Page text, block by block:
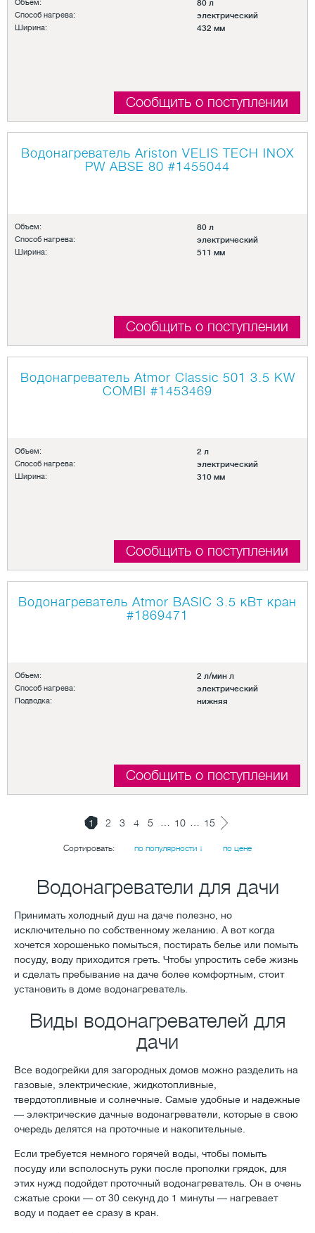
Объем: 80 л
Способ нагрева: электрический
Ширина: 432 мм
Сообщить о поступлении
Водонагреватель Ariston VELIS TECH INOX
PW ABSE 80 #1455044
Объем: 80 л
Способ нагрева: электрический
Ширина: 511 мм
Сообщить о поступлении
Водонагреватель Atmor Classic 501 3.5 KW
COMBI #1453469
Объем: 2 л
Способ нагрева: электрический
Ширина: 310 мм
Сообщить о поступлении
Водонагреватель Atmor BASIC 3.5 кВт кран
#1869471
Объем: 2 л/мин л
Способ нагрева: электрический
Подводка: нижняя
Сообщить о поступлении
1 2 3 4 5 10 15
Сортировать: по популярности ↓ по цене
Водонагреватели для дачи
Принимать холодный душ на даче полезно, но
исключительно по собственному желанию. А вот когда
хочется хорошенько помыться, постирать белье или помыть
посуду, воду приходится греть. Чтобы упростить себе жизнь
и сделать пребывание на даче более комфортным, стоит
установить в доме водонагреватель.
Виды водонагревателей для
дачи
Все водогрейки для загородных домов можно разделить на
газовые, электрические, жидкотопливные,
твердотопливные и солнечные. Самые удобные и надежные
— электрические дачные водонагреватели, которые в свою
очередь делятся на проточные и накопительные.
Если требуется немного горячей воды, чтобы помыть
посуду или всполоснуть руки после прополки грядок, для
этих нужд подойдет проточный водонагреватель. Он в очень
сжатые сроки — от 30 секунд до 1 минуты — нагревает
воду и подает ее сразу в кран.